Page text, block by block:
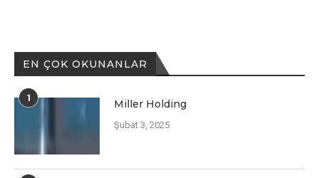
EN ÇOK OKUNANLAR
1 Miller Holding
Şubat 3, 2025